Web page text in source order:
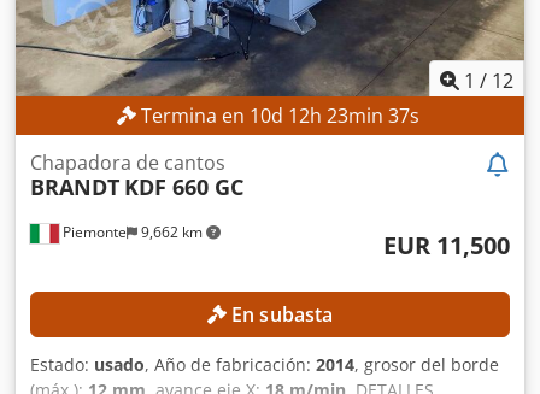
1 / 12
Termina en 10d 12h 23min 35s
Piemonte 9,662 km
Chapadora de cantos
BRANDT KDF 660 GC
EUR 11,500
En subasta
Estado: usado, Año de fabricación: 2014, grosor del borde